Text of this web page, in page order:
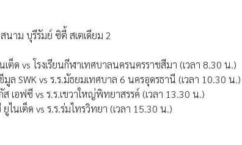
าม บุรีรัมย์ ซิตี้ สเตเดียม 2
ต็ด vs โรงเรียนกีฬาเทศบาลนครนครราชสีมา (เวลา 8.30 น.)
ล SWK vs ร.ร.มัธยมเทศบาล 6 นครอุดรธานี (เวลา 10.30 น.)
เอฟซี vs ร.ร.เขวาใหญ่พิทยาสรรค์ (เวลา 13.30 น.)
ไนเต็ด vs ร.ร.ร่มไทรวิทยา (เวลา 15.30 น.)